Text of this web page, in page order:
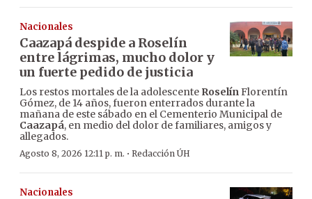
Nacionales
Caazapá despide a Roselín
entre lágrimas, mucho dolor y
un fuerte pedido de justicia
Los restos mortales de la adolescente RoselínFlorentín
Gómez, de 14 años, fueron enterrados durante la
mañana de este sábado en el Cementerio Municipal de
Caazapá, en medio del dolor de familiares, amigos y
allegados.
Agosto 8, 2026 12:11 p. m. · Redacción ÚH
Nacionales